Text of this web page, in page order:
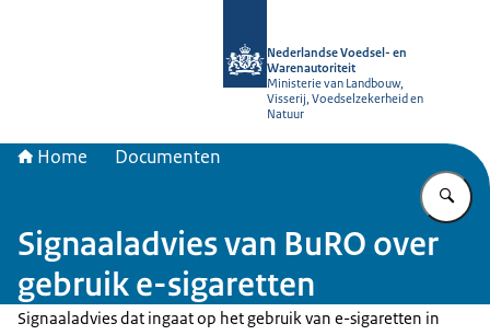
Nederlandse Voedsel- en
Warenautoriteit
Ministerie van Landbouw,
Visserij, Voedselzekerheid en
Natuur
Home Documenten
Signaaladvies van BuRO over
gebruik e-sigaretten
Signaaladvies dat ingaat op het gebruik van e-sigaretten in